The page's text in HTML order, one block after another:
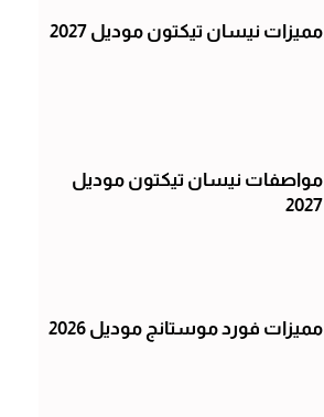
مميزات نيسان تيكتون موديل 2027
مواصفات نيسان تيكتون موديل
2027
مميزات فورد موستانج موديل 2026